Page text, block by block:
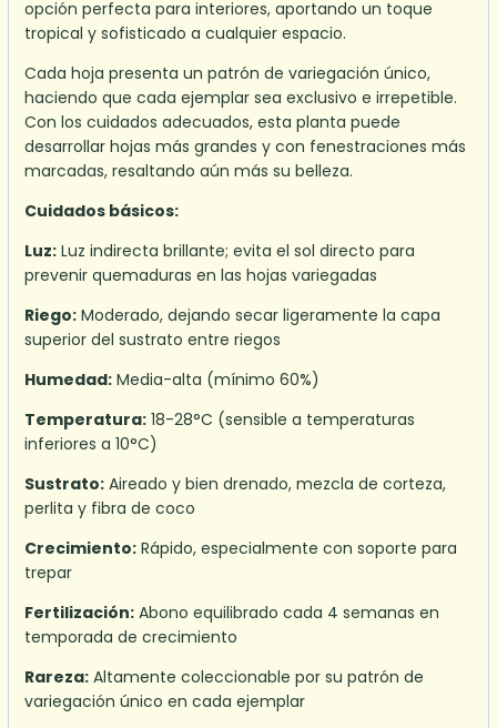
opción perfecta para interiores, aportando un toque
tropical y sofisticado a cualquier espacio.
Cada hoja presenta un patrón de variegación único,
haciendo que cada ejemplar sea exclusivo e irrepetible.
Con los cuidados adecuados, esta planta puede
desarrollar hojas más grandes y con fenestraciones más
marcadas, resaltando aún más su belleza.
Cuidados básicos:
Luz: Luz indirecta brillante; evita el sol directo para
prevenir quemaduras en las hojas variegadas
Riego: Moderado, dejando secar ligeramente la capa
superior del sustrato entre riegos
Humedad: Media-alta (mínimo 60%)
Temperatura: 18-28°C (sensible a temperaturas
inferiores a 10°C)
Sustrato: Aireado y bien drenado, mezcla de corteza,
perlita y fibra de coco
Crecimiento: Rápido, especialmente con soporte para
trepar
Fertilización: Abono equilibrado cada 4 semanas en
temporada de crecimiento
Rareza: Altamente coleccionable por su patrón de
variegación único en cada ejemplar